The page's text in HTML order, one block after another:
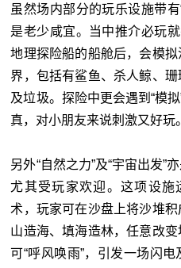
虽然场内部分的玩乐设施带有
是老少咸宜。当中推介必玩
地理探险船的船舱后，会模
界，包括有鲨鱼、杀人鲸、
及垃圾。探险中更会遇到“模
真，对小朋友来说刺激又好玩。
另外“自然之力”及“宇宙出发”
尤其受玩家欢迎。这项设施
术，玩家可在沙盘上将沙堆
山造海、填海造林，任意改
可“呼风唤雨”，引发一场闪